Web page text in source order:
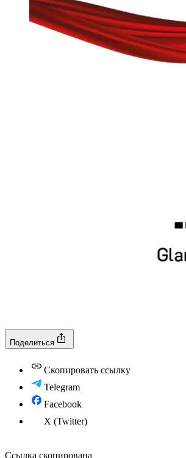
Поделиться
Скопировать ссылку
Telegram
Facebook
X (Twitter)
Ссылка скопирована